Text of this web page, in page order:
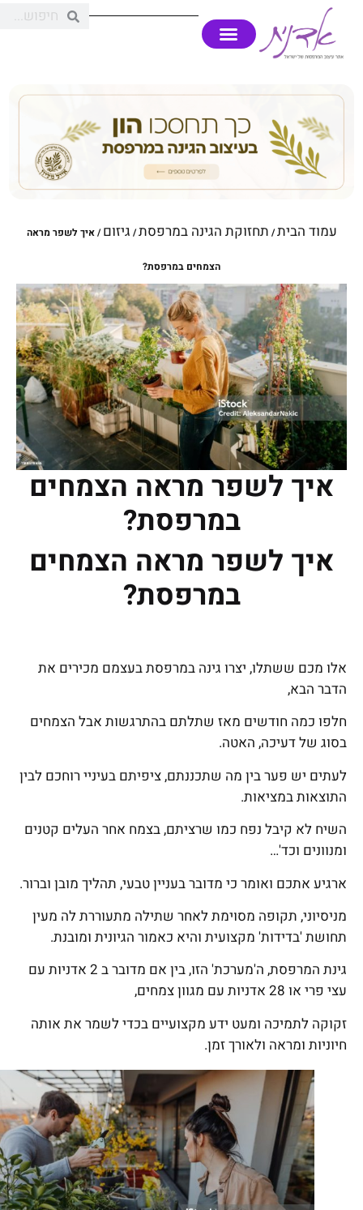
עמוד הבית/תחזוקת הגינה במרפסת/גיזום/ איך לשפר מראה
הצמחים במרפסת?
איך לשפר מראה הצמחים
במרפסת?
איך לשפר מראה הצמחים
במרפסת?
אלו מכם ששתלו, יצרו גינה במרפסת בעצמם מכירים את
הדבר הבא,
חלפו כמה חודשים מאז שתלתם בהתרגשות אבל הצמחים
בסוג של דעיכה, האטה.
לעתים יש פער בין מה שתכננתם, ציפיתם בעיניי רוחכם לבין
התוצאות במציאות.
השיח לא קיבל נפח כמו שרציתם, בצמח אחר העלים קטנים
ומנוונים וכד'…
ארגיע אתכם ואומר כי מדובר בעניין טבעי, תהליך מובן וברור.
מניסיוני, תקופה מסוימת לאחר שתילה מתעוררת לה מעין
תחושת 'בדידות' מקצועית והיא כאמור הגיונית ומובנת.
גינת המרפסת, ה'מערכת' הזו, בין אם מדובר ב 2 אדניות עם
עצי פרי או 28 אדניות עם מגוון צמחים,
זקוקה לתמיכה ומעט ידע מקצועיים בכדי לשמר את אותה
חיוניות ומראה ולאורך זמן.